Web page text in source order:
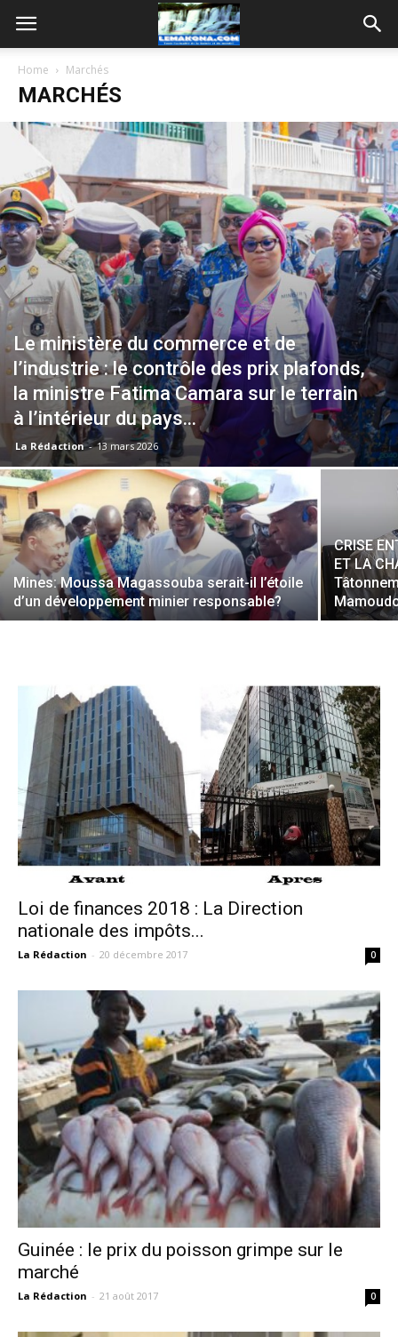
Home Marchés
MARCHÉS
Le ministère du commerce et de
l’industrie : le contrôle des prix plafonds,
la ministre Fatima Camara sur le terrain
à l’intérieur du pays...
La Rédaction - 13 mars 2026
Mines: Moussa Magassouba serait-il l’étoile
d’un développement minier responsable?
CRISE
ET LA
Loi de finances 2018 : La Direction
nationale des impôts...
La Rédaction - 20 décembre 2017 0
Guinée : le prix du poisson grimpe sur le
marché
La Rédaction - 21 août 2017 0